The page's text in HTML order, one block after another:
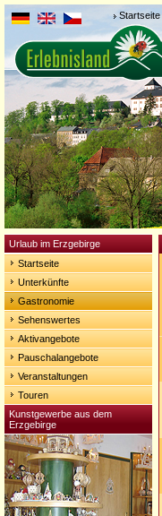
Startseite
Urlaub im Erzgebirge
Startseite
Unterkünfte
Gastronomie
Sehenswertes
Aktivangebote
Pauschalangebote
Veranstaltungen
Touren
Kunstgewerbe aus dem
Erzgebirge